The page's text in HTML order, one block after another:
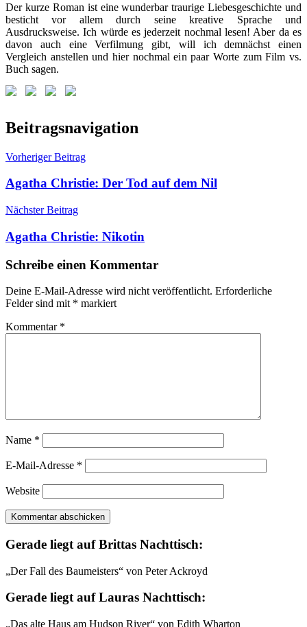
Der kurze Roman ist eine wunderbar traurige Liebesgeschichte und
besticht vor allem durch seine kreative Sprache und
Ausdrucksweise. Ich würde es jederzeit nochmal lesen! Aber da es
davon auch eine Verfilmung gibt, will ich demnächst einen
Vergleich anstellen und hier nochmal ein paar Worte zum Film vs.
Buch sagen.
Beitragsnavigation
Vorheriger Beitrag
Agatha Christie: Der Tod auf dem Nil
Nächster Beitrag
Agatha Christie: Nikotin
Schreibe einen Kommentar
Deine E-Mail-Adresse wird nicht veröffentlicht. Erforderliche
Felder sind mit * markiert
Kommentar *
Name *
E-Mail-Adresse *
Website
Gerade liegt auf Brittas Nachttisch:
„Der Fall des Baumeisters“ von Peter Ackroyd
Gerade liegt auf Lauras Nachttisch:
„Das alte Haus am Hudson River“ von Edith Wharton